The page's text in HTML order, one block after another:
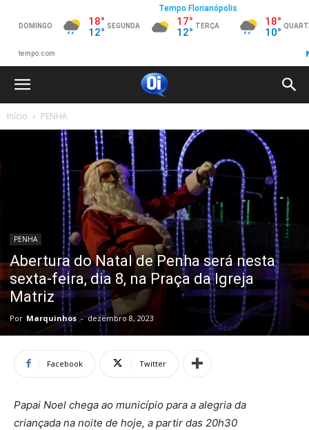
Início PENHA
PENHA
Abertura do Natal de Penha será nesta
sexta-feira, dia 8, na Praça da Igreja
Matriz
Por Marquinhos - dezembro 8, 2023
Facebook Twitter
Papai Noel chega ao município para a alegria da
criançada na noite de hoje, a partir das 20h30